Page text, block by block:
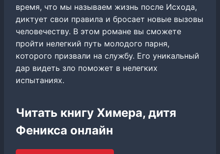
время, что мы называем жизнь после Исхода,
диктует свои правила и бросает новые вызовы
человечеству. В этом романе вы сможете
пройти нелегкий путь молодого парня,
которого призвали на службу. Его уникальный
дар видеть зло поможет в нелегких
испытаниях.
Читать книгу Химера, дитя
Феникса онлайн